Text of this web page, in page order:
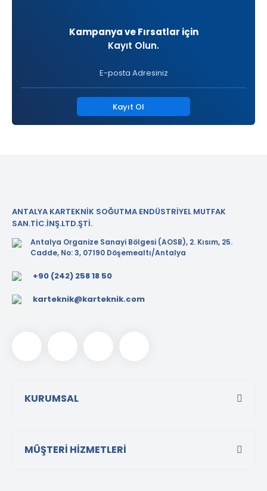
Kampanya ve Fırsatlar için
Kayıt Olun.
Kayıt Ol
ANTALYA KARTEKNİK SOĞUTMA ENDÜSTRİYEL MUTFAK
SAN.TİC.İNŞ.LTD.ŞTİ.
Antalya Organize Sanayi Bölgesi (AOSB), 2. Kısım, 25.
Cadde, No: 3, 07190 Döşemealtı/Antalya
+90 (242) 258 18 50
karteknik@karteknik.com
KURUMSAL
MÜŞTERİ HİZMETLERİ